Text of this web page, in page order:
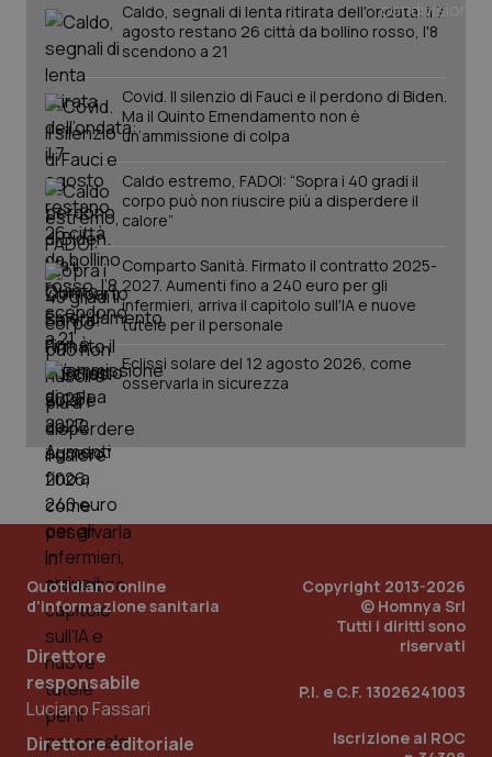
Caldo, segnali di lenta ritirata dell'ondata: il 7
agosto restano 26 città da bollino rosso, l'8
scendono a 21
Covid. Il silenzio di Fauci e il perdono di Biden.
Ma il Quinto Emendamento non è
un’ammissione di colpa
Caldo estremo, FADOI: “Sopra i 40 gradi il
corpo può non riuscire più a disperdere il
calore”
Comparto Sanità. Firmato il contratto 2025-
2027. Aumenti fino a 240 euro per gli
infermieri, arriva il capitolo sull'IA e nuove
tutele per il personale
Eclissi solare del 12 agosto 2026, come
osservarla in sicurezza
Quotidiano online
d'informazione sanitaria
Direttore
responsabile
Luciano Fassari
Direttore editoriale
Copyright 2013-2026
© Homnya Srl
Tutti i diritti sono
riservati
P.I. e C.F. 13026241003
Iscrizione al ROC
tracking-sites-ironfish-
session-id
www.quotidianosanita.it
_ga
PHPSESSID
PHP.net